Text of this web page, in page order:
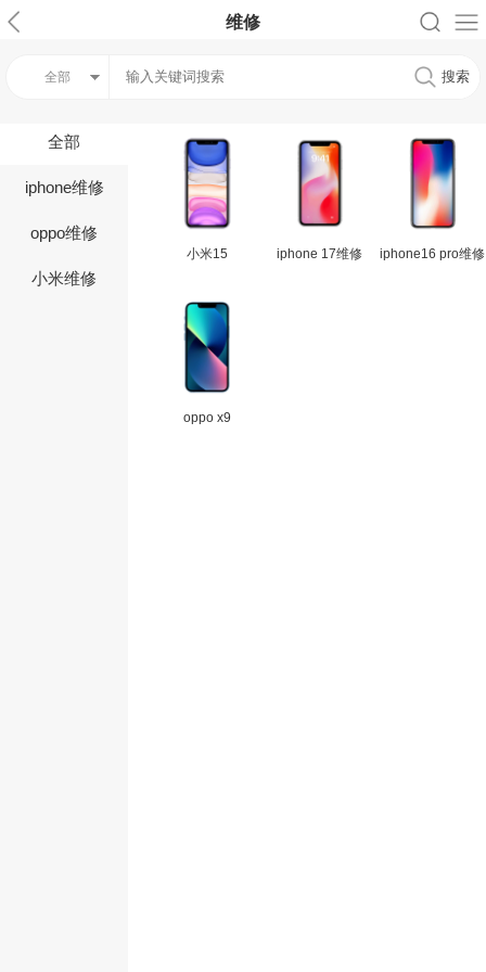
维修
全部
全部
iphone维修
oppo维修
小米维修
小米15 iphone 17维修 iphone16 pro维修
oppo x9